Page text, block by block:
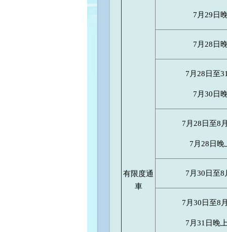
有限度通
車
7月29日
7月28日
7月28日至
7月30日
7月28日至8
7月28日晚
7月30日至
7月30日至8
7月31日晚